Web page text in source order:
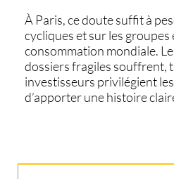
À Paris, ce doute suffit à
cycliques et sur les groupes
consommation mondiale.
dossiers fragiles souffrent,
investisseurs privilégient
d’apporter une histoire